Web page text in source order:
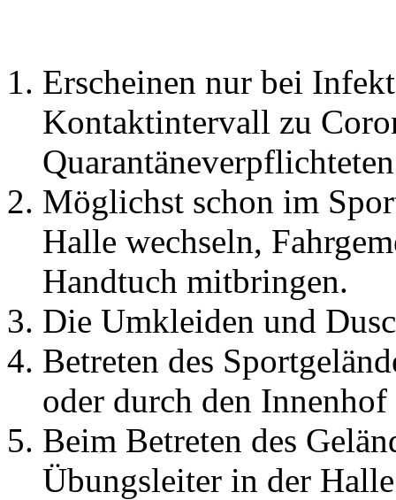
Erscheinen nur bei
Kontaktintervall zu
Möglichst schon im
Halle wechseln,
Handtuch mitbringen.
Die Umkleiden und
Betreten des
oder durch den Innenhof
Beim Betreten des
Übungsleiter in der